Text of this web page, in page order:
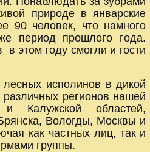
природе в январские
90 человек, что намного
период прошлого года.
в этом году смогли и гости
исполинов в дикой
регионов нашей
Калужской областей,
Вологды, Москвы и
как частных лиц, так и
группы.